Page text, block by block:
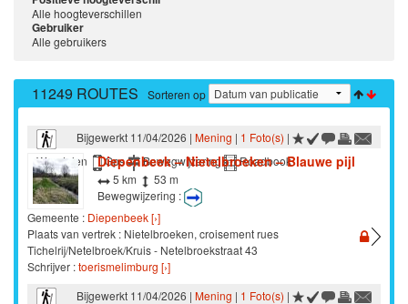
Alle hoogteverschillen
Gebruiker
Alle gebruikers
Sorteren op
11249 ROUTES
Bijgewerkt 11/04/2026 | Mening | 1 Foto(s) |
Wandelen
Gps Bewegwijzering Roadbook
Diepenbeek – Nietelbroeken – Blauwe pijl
5 km
53 m
Bewegwijzering :
Gemeente : Diepenbeek [›]
Plaats van vertrek : Nietelbroeken, croisement rues
Tichelrij/Netelbroek/Kruis - Netelbroekstraat 43
Schrijver :toerismelimburg [›]
Bijgewerkt 11/04/2026 | Mening | 1 Foto(s) |